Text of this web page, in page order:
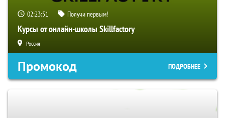
02:23:50 Получи первым!
Курсы от онлайн-школы Skillfactory
Россия
Промокод ПОДРОБНЕЕ